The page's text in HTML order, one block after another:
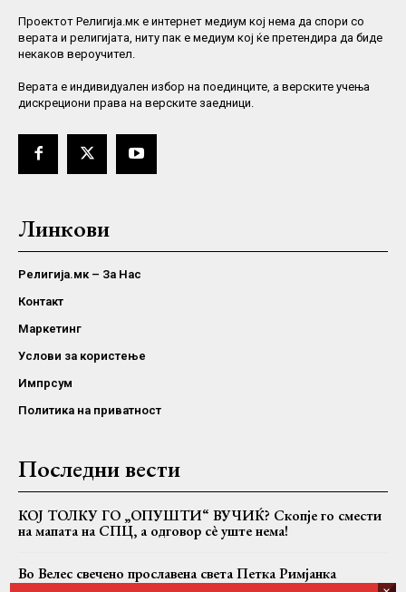
Проектот Религија.мк е интернет медиум кој нема да спори со
верата и религијата, ниту пак е медиум кој ќе претендира да биде
некаков вероучител.
Верaта е индивидуален избор на поединците, а верските учења
дискрециони права на верските заедници.
Линкови
Религија.мк – За Нас
Контакт
Маркетинг
Услови за користење
Импрсум
Политика на приватност
Последни вести
КОЈ ТОЛКУ ГО „ОПУШТИ“ ВУЧИЌ? Скопје го смести
на мапата на СПЦ, а одговор сè уште нема!
Во Велес свечено прославена света Петка Римјанка